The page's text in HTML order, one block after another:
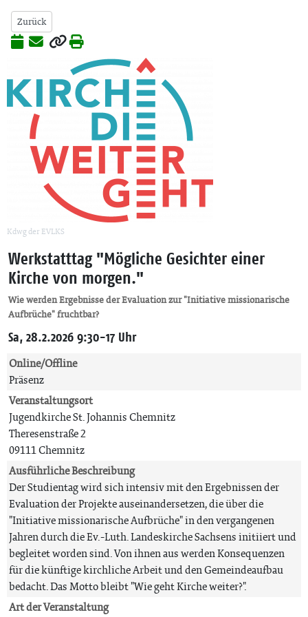
Zurück
Kdwg der EVLKS
Werkstatttag "Mögliche Gesichter einer
Kirche von morgen."
Wie werden Ergebnisse der Evaluation zur "Initiative missionarische
Aufbrüche" fruchtbar?
Sa, 28.2.2026 9:30-17 Uhr
Online/Offline
Präsenz
Veranstaltungsort
Jugendkirche St. Johannis Chemnitz
Theresenstraße 2
09111 Chemnitz
Ausführliche Beschreibung
Der Studientag wird sich intensiv mit den Ergebnissen der
Evaluation der Projekte auseinandersetzen, die über die
"Initiative missionarische Aufbrüche" in den vergangenen
Jahren durch die Ev.-Luth. Landeskirche Sachsens initiiert und
begleitet worden sind. Von ihnen aus werden Konsequenzen
für die künftige kirchliche Arbeit und den Gemeindeaufbau
bedacht. Das Motto bleibt "Wie geht Kirche weiter?".
Art der Veranstaltung